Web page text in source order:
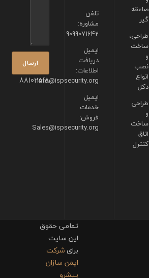
88102518
تلفن
مشاوره:
9099071642
ایمیل
دریافت
اطلاعات:
info@ispsecurity.org
ایمیل
خدمات
فروش:
Sales@ispsecurity.org
صاعقه
گیر
طراحی،
ساخت
و
نصب
انواع
دکل
طراحی
و
ساخت
اتاق
کنترل
تمامی حقوق
این سایت
برایشرکت
ایمن سازان
پیشرو